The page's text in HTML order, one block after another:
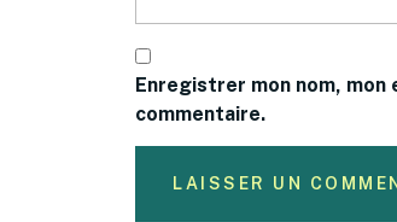
Enregistrer mon nom, mon
commentaire.